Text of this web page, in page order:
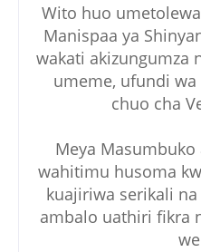
Wito huo
Manispaa ya
wakati akizungumza
umeme, ufundi
chuo cha
Meya
wahitimu husoma
kuajiriwa serikali
ambalo uathiri fikra